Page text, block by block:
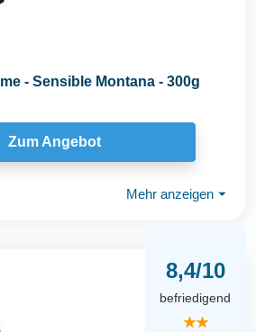
- Sensible Montana - 300g
Zum Angebot
Mehr anzeigen ⏷
8,4/10
befriedigend
★★